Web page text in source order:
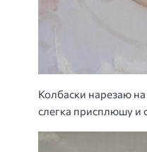
Колбаски нарезаю
слегка присплюшу и